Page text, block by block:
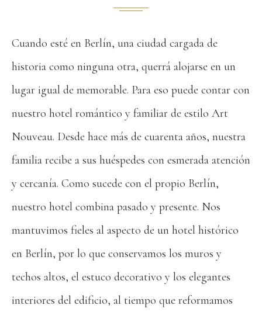
Cuando esté en Berlín, una ciudad cargada de
historia como ninguna otra, querrá alojarse en un
lugar igual de memorable. Para eso puede contar con
nuestro hotel romántico y familiar de estilo Art
Nouveau. Desde hace más de cuarenta años, nuestra
familia recibe a sus huéspedes con esmerada atención
y cercanía. Como sucede con el propio Berlín,
nuestro hotel combina pasado y presente. Nos
mantuvimos fieles al aspecto de un hotel histórico
en Berlín, por lo que conservamos los muros y
techos altos, el estuco decorativo y los elegantes
interiores del edificio, al tiempo que reformamos